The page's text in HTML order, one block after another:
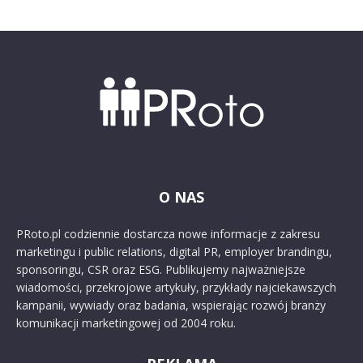
O NAS
PRoto.pl codziennie dostarcza nowe informacje z zakresu
marketingu i public relations, digital PR, employer brandingu,
sponsoringu, CSR oraz ESG. Publikujemy najważniejsze
wiadomości, przekrojowe artykuły, przykłady najciekawszych
kampanii, wywiady oraz badania, wspierając rozwój branży
komunikacji marketingowej od 2004 roku.